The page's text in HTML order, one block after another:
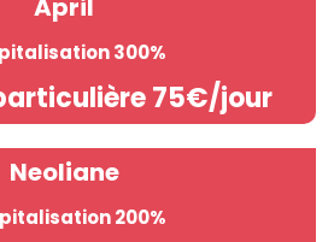
April
300%
75€/jour
Neoliane
200%